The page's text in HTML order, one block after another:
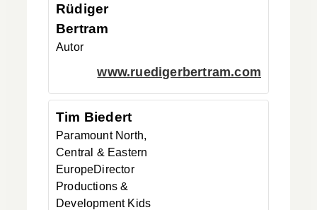
Rüdiger
Bertram
Autor
www.ruedigerbertram.com
Tim Biedert
Paramount North,
Central & Eastern
EuropeDirector
Productions &
Development Kids